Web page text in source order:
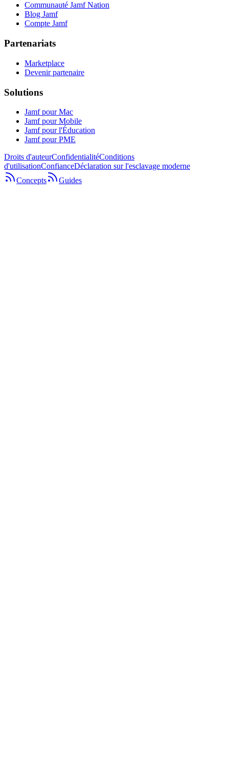
Communauté Jamf Nation
Blog Jamf
Compte Jamf
Partenariats
Marketplace
Devenir partenaire
Solutions
Jamf pour Mac
Jamf pour Mobile
Jamf pour l'Éducation
Jamf pour PME
Droits d'auteurConfidentialitéConditions
d'utilisationConfianceDéclaration sur l'esclavage moderne
Concepts
Guides